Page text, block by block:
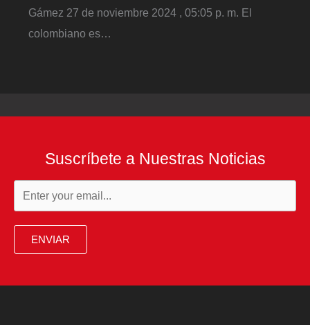
Gámez 27 de noviembre 2024 , 05:05 p. m. El
colombiano es…
Suscríbete a Nuestras Noticias
ENVIAR